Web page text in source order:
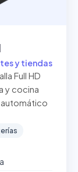
y tiendas
Full HD
y cocina